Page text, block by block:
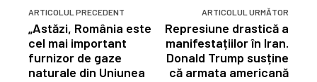
ARTICOLUL PRECEDENT
„Astăzi, România este
cel mai important
furnizor de gaze
naturale din Uniunea
ARTICOLUL URMĂTOR
Represiune drastică a
manifestațiilor în Iran.
Donald Trump susține
că armata americană